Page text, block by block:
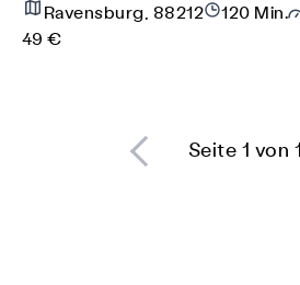
Ravensburg, 88212
120 Min.
49 €
Seite 1 von 1